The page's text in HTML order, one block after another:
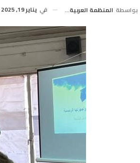
بواسطة المنظمة العربية لحقوق الإنسان في يناير 19, 2025